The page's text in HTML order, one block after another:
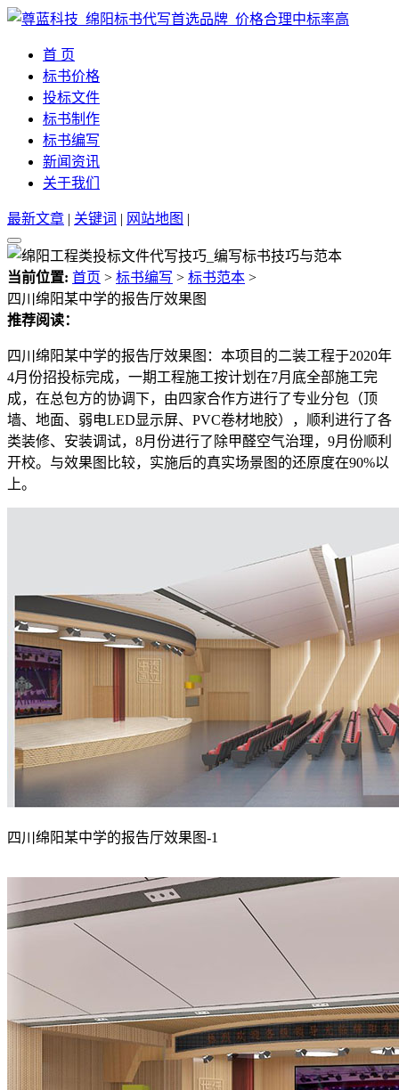
首 页
标书价格
投标文件
标书制作
标书编写
新闻资讯
关于我们
最新文章 | 关键词 | 网站地图 |
当前位置: 首页 > 标书编写 > 标书范本 >
四川绵阳某中学的报告厅效果图
推荐阅读：
四川绵阳某中学的报告厅效果图：本项目的二装工程于2020年
4月份招投标完成，一期工程施工按计划在7月底全部施工完
成，在总包方的协调下，由四家合作方进行了专业分包（顶
墙、地面、弱电LED显示屏、PVC卷材地胶），顺利进行了各
类装修、安装调试，8月份进行了除甲醛空气治理，9月份顺利
开校。与效果图比较，实施后的真实场景图的还原度在90%以
上。
四川绵阳某中学的报告厅效果图-1